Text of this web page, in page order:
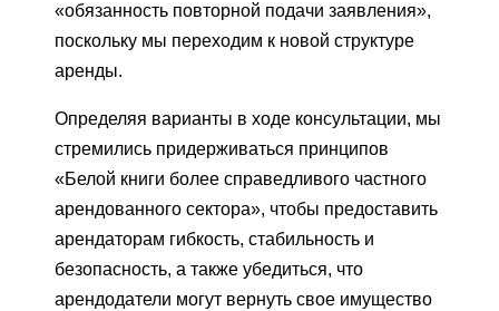
«обязанность повторной подачи заявления»,
поскольку мы переходим к новой структуре
аренды.
Определяя варианты в ходе консультации, мы
стремились придерживаться принципов
«Белой книги более справедливого частного
арендованного сектора», чтобы предоставить
арендаторам гибкость, стабильность и
безопасность, а также убедиться, что
арендодатели могут вернуть свое имущество